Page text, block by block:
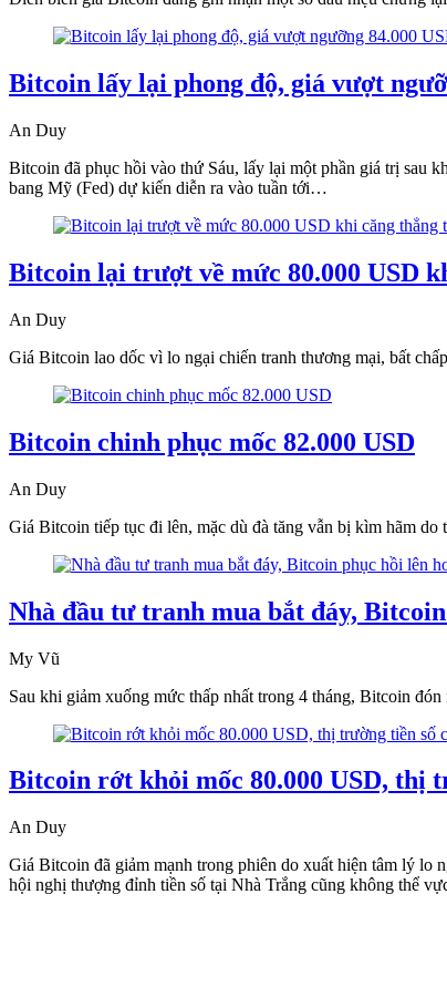
Bitcoin lấy lại phong độ, giá vượt
An Duy
Bitcoin đã phục hồi vào thứ Sáu, lấy lại một phần giá trị sau
bang Mỹ (Fed) dự kiến diễn ra vào tuần tới…
Bitcoin lại trượt về mức 80.000 USD
An Duy
Giá Bitcoin lao dốc vì lo ngại chiến tranh thương mại, bất
Bitcoin chinh phục mốc 82.000 USD
An Duy
Giá Bitcoin tiếp tục đi lên, mặc dù đà tăng vẫn bị kìm hãm
Nhà đầu tư tranh mua bắt đáy,
My Vũ
Sau khi giảm xuống mức thấp nhất trong 4 tháng, Bitcoin
Bitcoin rớt khỏi mốc 80.000 USD, thị
An Duy
Giá Bitcoin đã giảm mạnh trong phiên do xuất hiện tâm lý
hội nghị thượng đỉnh tiền số tại Nhà Trắng cũng không thể